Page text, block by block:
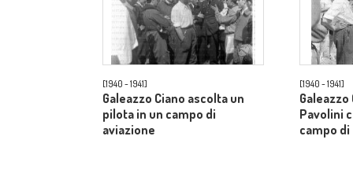
[1940 - 1941]
Galeazzo Ciano ascolta un
pilota in un campo di
aviazione
[1940 - 1941]
Pavolini
campo